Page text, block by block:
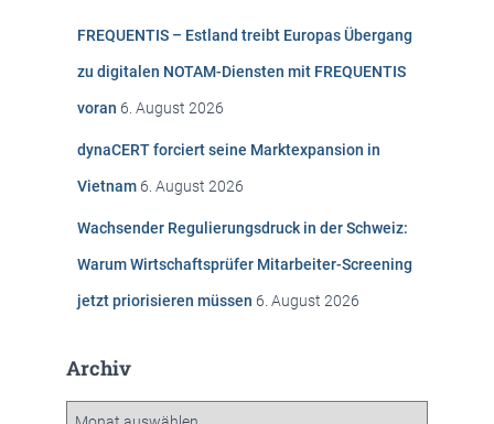
FREQUENTIS – Estland treibt Europas Übergang
zu digitalen NOTAM-Diensten mit FREQUENTIS
voran 6. August 2026
dynaCERT forciert seine Marktexpansion in
Vietnam 6. August 2026
Wachsender Regulierungsdruck in der Schweiz:
Warum Wirtschaftsprüfer Mitarbeiter-Screening
jetzt priorisieren müssen 6. August 2026
Archiv